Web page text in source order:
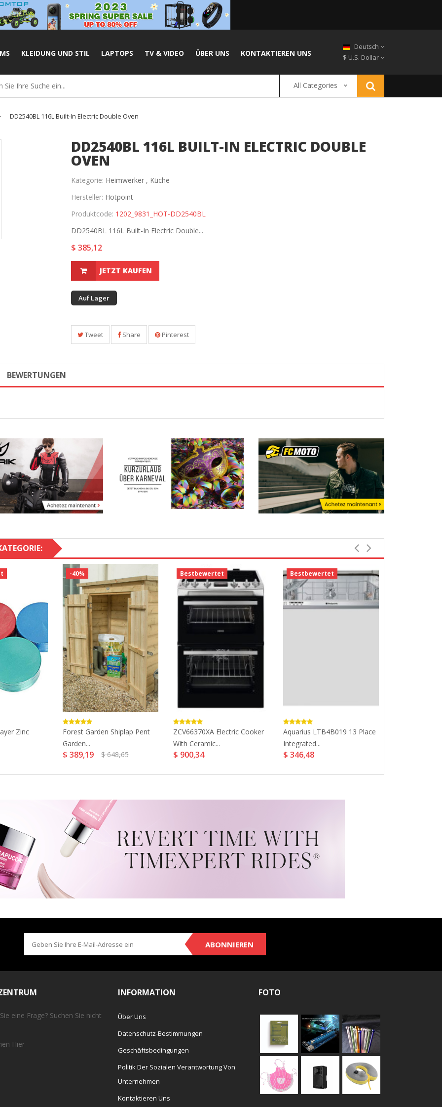
KLEIDUNG UND STIL LAPTOPS TV & VIDEO ÜBER UNS KONTAKTIEREN UNS
Deutsch
$ U.S. Dollar
All Categories
DD2540BL 116L Built-In Electric Double Oven
DD2540BL 116L BUILT-IN ELECTRIC DOUBLE
OVEN
Kategorie: Heimwerker , Küche
Hersteller: Hotpoint
Produktcode: 1202_9831_HOT-DD2540BL
DD2540BL 116L Built-In Electric Double...
$ 385,12
JETZT KAUFEN
Auf Lager
Tweet Share Pinterest
BEWERTUNGEN
Zinc
-40%
Forest Garden Shiplap Pent
Garden...
$ 389,19 $ 648,65
Bestbewertet
ZCV66370XA Electric Cooker
With Ceramic...
$ 900,34
Bestbewertet
Aquarius LTB4B019 13 Place
Integrated...
$ 346,48
ABONNIEREN
eine Frage? Suchen Sie nicht
Hier
INFORMATION
Über Uns
Datenschutz-Bestimmungen
Geschäftsbedingungen
Politik Der Sozialen Verantwortung Von
Unternehmen
Kontaktieren Uns
FOTO